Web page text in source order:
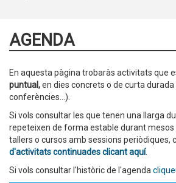
AGENDA
En aquesta pàgina trobaràs activitats que
puntual,en dies concrets o de curta
conferències...).
Si vols consultar les que tenen una llarga
repeteixen de forma estable durant mesos
tallers o cursos amb sessions periòdiques,
d'activitats continuades clicant aquí.
Si vols consultar l'històric de l'agenda